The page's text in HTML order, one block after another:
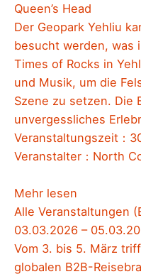
Queen’s Head
Der Geopark Yehliu
besucht werden, was
Times of Rocks in
und Musik, um die
Szene zu setzen. Die
unvergessliches
Veranstaltungszeit：
Veranstalter：North
Mehr lesen
Alle Veranstaltungen
03.03.2026 –
Vom 3. bis 5. März
globalen B2B-